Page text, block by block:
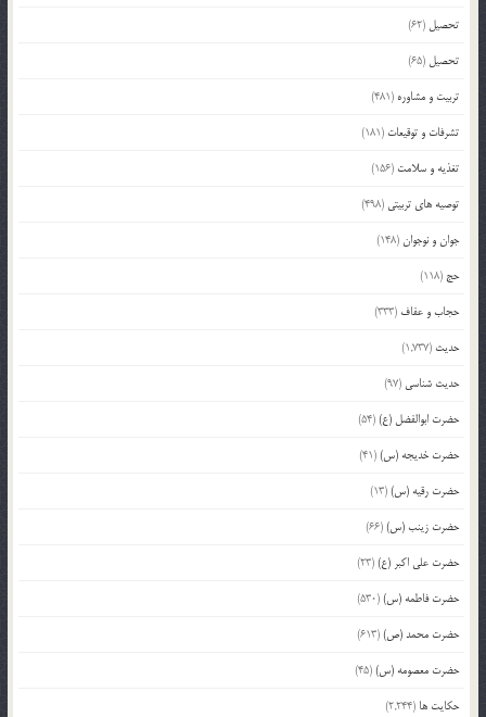
تحصیل (62)
تحصیل (65)
تربیت و مشاوره (481)
تشرفات و توقیعات (181)
تغذیه و سلامت (156)
توصیه های تربیتی (498)
جوان و نوجوان(148)
حج (118)
حجاب و عفاف (333)
حدیث (1,737)
حدیث شناسی (97)
حضرت ابوالفضل (ع)(54)
حضرت خدیجه (س)(41)
حضرت رقیه (س)(13)
حضرت زینب (س)(66)
حضرت علی اکبر (ع)(23)
حضرت فاطمه (س)(530)
حضرت محمد (ص)(613)
حضرت معصومه (س)(45)
حکایت ها (2,244)